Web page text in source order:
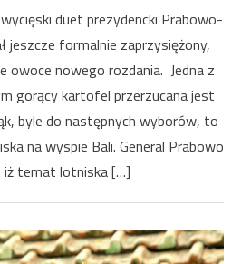
na
czyli
…
co
wydarzyło
Indonezji
w
duet prezydencki Prabowo-
jeszcze formalnie zaprzysiężony,
owoce nowego rozdania. Jedna z
gorący kartofel przerzucana jest
byle do następnych wyborów, to
na wyspie Bali. General Prabowo
iż temat lotniska […]